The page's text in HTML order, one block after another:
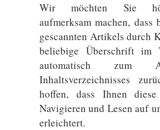
Wir möchten Sie
aufmerksam machen, dass
gescannten Artikels durch
beliebige Überschrift im
automatisch zum
Inhaltsverzeichnisses
hoffen, dass Ihnen
Navigieren und Lesen auf
erleichtert.